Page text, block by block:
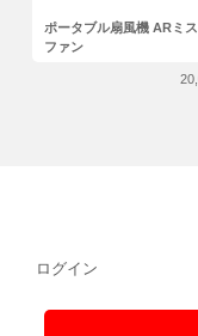
ポータブル扇風機 ARミス
ファン
ログイン